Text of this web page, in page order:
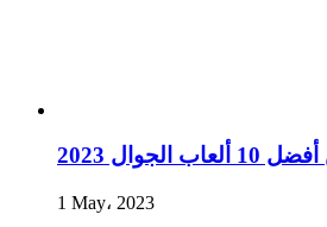
2023
1 May، 2023